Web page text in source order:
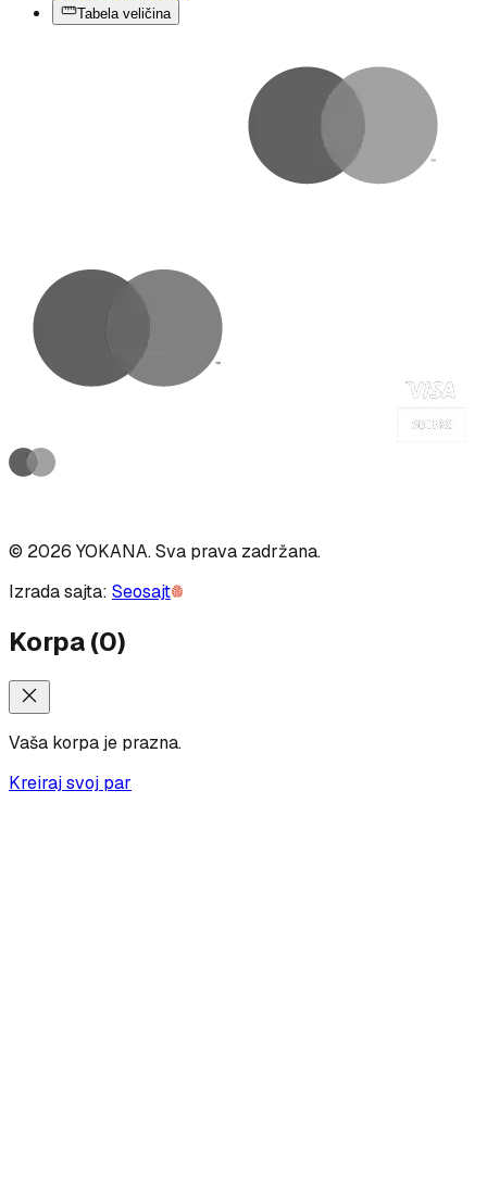
Tabela veličina
© 2026 YOKANA.Sva prava zadržana.
Izrada sajta: Seosajt
Korpa(0)
Vaša korpa je prazna.
Kreiraj svoj par